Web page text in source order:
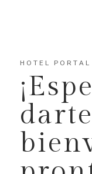
HOTEL PORTAL